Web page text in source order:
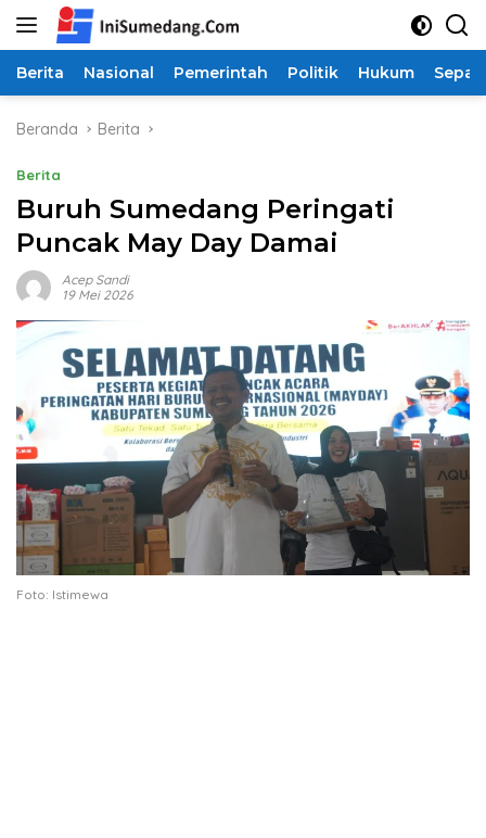
Langsung
Berita Nasional Pemerintah Politik Hukum
Beranda Berita
Berita
Buruh Sumedang Peringati
Puncak May Day Damai
Acep Sandi
19 Mei 2026
Foto: Istimewa